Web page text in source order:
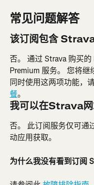
常见问题解答
该订阅包含 Strava
否。 通过 Strava 购买
Premium 服务。 您将
同时使用这两项功能，
餐。
我可以在Strava网
否。 此订阅服务仅可通
动应用获取。
为什么我没有看到订阅